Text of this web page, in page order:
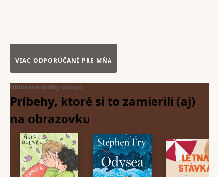
VIAC ODPORÚČANÍ PRE MŇA
Obľúbené knižky ožívajú
Príbehy, ktoré si to zamierili (aj)
na obrazovku